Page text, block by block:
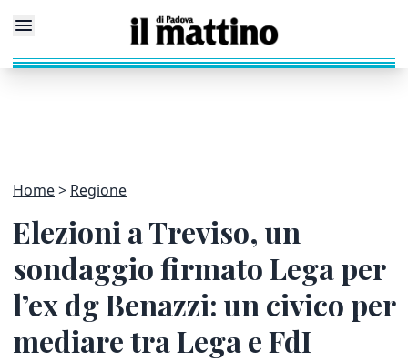
Home Regione
Elezioni a Treviso, un
sondaggio firmato Lega per
l’ex dg Benazzi: un civico per
mediare tra Lega e FdI